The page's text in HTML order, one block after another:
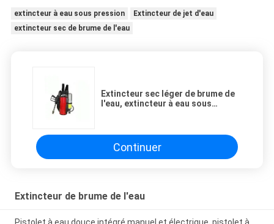
extincteur à eau sous pression
Extincteur de jet d'eau
extincteur sec de brume de l'eau
Extincteur sec léger de brume de
l'eau, extincteur à eau sous
Continuer
Extincteur de brume de l'eau